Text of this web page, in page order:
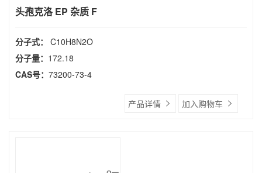
头孢克洛 EP 杂质 F
分子式： C10H8N2O
分子量： 172.18
CAS号： 73200-73-4
产品详情 加入购物车